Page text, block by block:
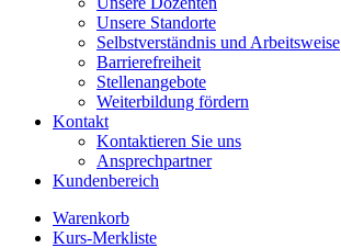
Unsere Standorte
Selbstverständnis und Arbeitsweise
Barrierefreiheit
Stellenangebote
Weiterbildung fördern
Kontakt
Kontaktieren Sie uns
Ansprechpartner
Kundenbereich
Warenkorb
Kurs-Merkliste